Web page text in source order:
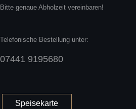
Bitte genaue Abholzeit vereinbaren!
Telefonische Bestellung unter:
07441 9195680
Speisekarte